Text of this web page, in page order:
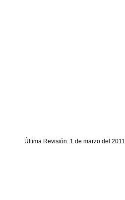
Última Revisión: 1 de marzo del 2011